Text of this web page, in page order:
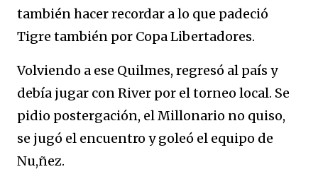
también hacer recordar a lo que padeció
Tigre también por Copa Libertadores.
Volviendo a ese Quilmes, regresó al país y
debía jugar con River por el torneo local. Se
pidio postergación, el Millonario no quiso,
se jugó el encuentro y goleó el equipo de
Nu,ñez.